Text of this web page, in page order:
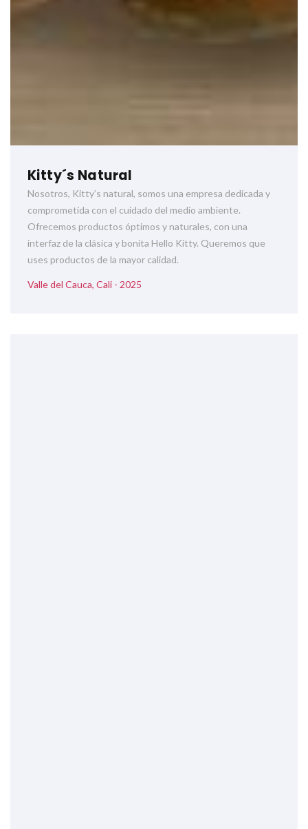
Kitty´s Natural
Nosotros, Kitty’s natural, somos una empresa dedicada y
comprometida con el cuidado del medio ambiente.
Ofrecemos productos óptimos y naturales, con una
interfaz de la clásica y bonita Hello Kitty. Queremos que
uses productos de la mayor calidad.
Valle del Cauca, Cali - 2025